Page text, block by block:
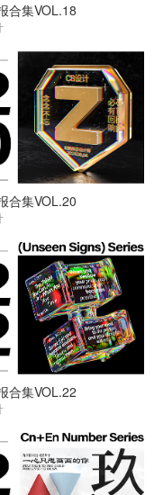
合集VOL.18
合集VOL.20
合集VOL.22